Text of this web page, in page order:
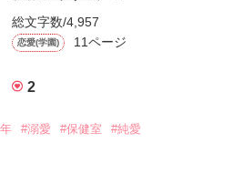
総文字数/4,957
恋愛(学園) 11ページ
2
#溺愛 #保健室 #純愛